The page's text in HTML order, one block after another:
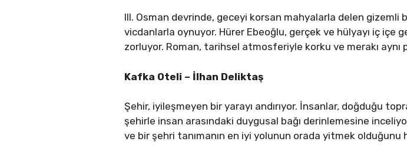
III. Osman devrinde, geceyi korsan mahyalarla delen gizemli
vicdanlarla oynuyor. Hürer Ebeoğlu, gerçek ve hülyayı iç içe
zorluyor. Roman, tarihsel atmosferiyle korku ve merakı aynı
Kafka Oteli – İlhan Deliktaş
Şehir, iyileşmeyen bir yarayı andırıyor. İnsanlar, doğduğu
şehirle insan arasındaki duygusal bağı derinlemesine
ve bir şehri tanımanın en iyi yolunun orada yitmek olduğunu